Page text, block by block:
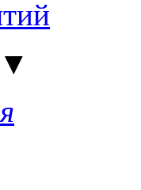
▼